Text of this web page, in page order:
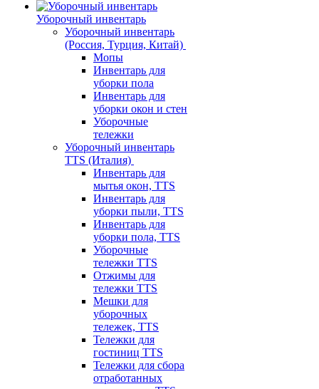
Уборочный инвентарь
Уборочный инвентарь
(Россия, Турция, Китай)
Мопы
Инвентарь для
уборки пола
Инвентарь для
уборки окон и стен
Уборочные
тележки
Уборочный инвентарь
TTS (Италия)
Инвентарь для
мытья окон, TTS
Инвентарь для
уборки пыли, TTS
Инвентарь для
уборки пола, TTS
Уборочные
тележки TTS
Отжимы для
тележки TTS
Мешки для
уборочных
тележек, TTS
Тележки для
гостиниц TTS
Тележки для сбора
отработанных